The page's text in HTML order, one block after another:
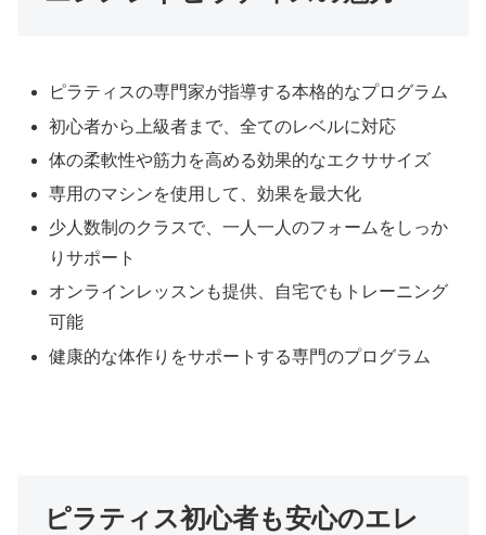
ピラティスの専門家が指導する本格的なプログラム
初心者から上級者まで、全てのレベルに対応
体の柔軟性や筋力を高める効果的なエクササイズ
専用のマシンを使用して、効果を最大化
少人数制のクラスで、一人一人のフォームをしっか
りサポート
オンラインレッスンも提供、自宅でもトレーニング
可能
健康的な体作りをサポートする専門のプログラム
ピラティス初心者も安心のエレ